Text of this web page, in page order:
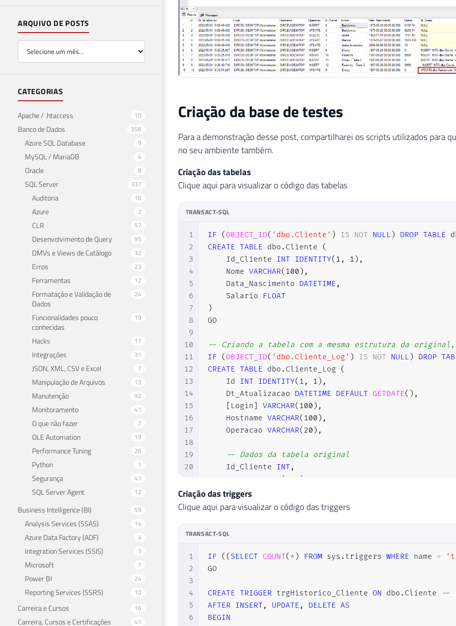
ARQUIVO DE POSTS
CATEGORIAS
Apache / .htaccess 10
Banco de Dados 356
Azure SQL Database 9
MySQL / MariaDB 4
Oracle 8
SQL Server 337
Auditoria 16
Azure 2
CLR 57
Desenvolvimento de Query 95
DMVs e Views de Catálogo 32
Erros 23
Ferramentas 12
Formatação e Validação de
Dados
24
Funcionalidades pouco
conhecidas
19
Hacks 17
Integrações 31
JSON, XML, CSV e Excel 7
Manipulação de Arquivos 13
Manutenção 92
Monitoramento 41
O que não fazer 7
OLE Automation 19
Performance Tuning 26
Python 1
Segurança 41
SQL Server Agent 12
Business Intelligence (BI) 59
Analysis Services (SSAS) 14
Azure Data Factory (ADF) 4
Integration Services (SSIS) 3
Microsoft 7
Power BI 24
Reporting Services (SSRS) 10
Carreira e Cursos 16
Carreira, Cursos e Certificações 41
Criação da base de testes
Para a demonstração desse post, compartilharei os scripts utilizados para
no seu ambiente também.
Criação das tabelas
Clique aqui para visualizar o código das tabelas
TRANSACT-SQL
1
2
3
4
5
6
7
8
9
10
11
12
13
14
15
16
17
18
19
20
21
22
23
27
28
29
30
31
32
IF (OBJECT_ID( 'dbo.Cliente' ) IS NOT NULL ) DROP TABLE
CREATE TABLE dbo . Cliente
(
    Id_Cliente
INT IDENTITY( 1 , 1 ) ,
    Nome
VARCHAR( 100 ) ,
    Data_Nascimento
DATETIME ,
    Salario
FLOAT
)
GO
-- Criando a tabela com a mesma estrutura da original,
IF
(OBJECT_ID( 'dbo.Cliente_Log' ) IS NOT NULL ) DROP
CREATE TABLE dbo . Cliente_Log
(
    Id
INT IDENTITY( 1 , 1 ) ,
    Dt_Atualizacao
DATETIME DEFAULT GETDATE( ) ,
Login VARCHAR( 100 ) ,
    Hostname
VARCHAR( 100 ) ,
    Operacao
VARCHAR( 20 ) ,
-- Dados da tabela original
    Id_Cliente
INT,
    Nome
VARCHAR(100),
    Data_Nascimento
    Salario
FLOAT,
GO
GO
CREATE
Criação das triggers
Clique aqui para visualizar o código das triggers
TRANSACT-SQL
1
2
3
4
5
6
IF ( ( SELECT COUNT( * ) FROM sys . triggers WHERE name =
GO
CREATE TRIGGER trgHistorico_Cliente ON dbo . Cliente
--
AFTER INSERT, UPDATE , DELETE AS
BEGIN